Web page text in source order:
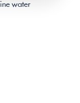
water